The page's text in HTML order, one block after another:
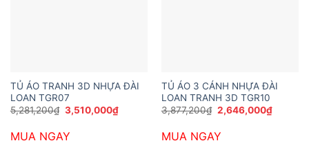
TỦ ÁO TRANH 3D NHỰA ĐÀI
LOAN TGR07
5,281,200₫ Giá
gốc
5,281,200₫.
3,510,000₫Giá
hiện
MUA NGAY
TỦ ÁO 3 CÁNH NHỰA ĐÀI
LOAN TRANH 3D TGR10
3,877,200₫ Giá
gốc
3,877,200₫.
2,646,000₫Giá
hiện
MUA NGAY